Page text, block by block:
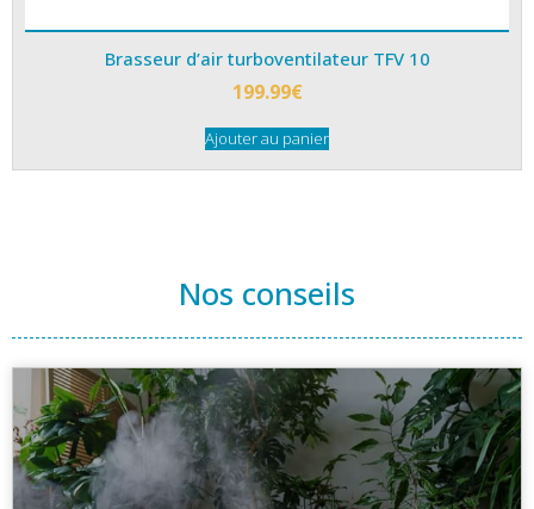
Brasseur d’air turboventilateur TFV 10
199.99€
Ajouter au panier
Nos conseils